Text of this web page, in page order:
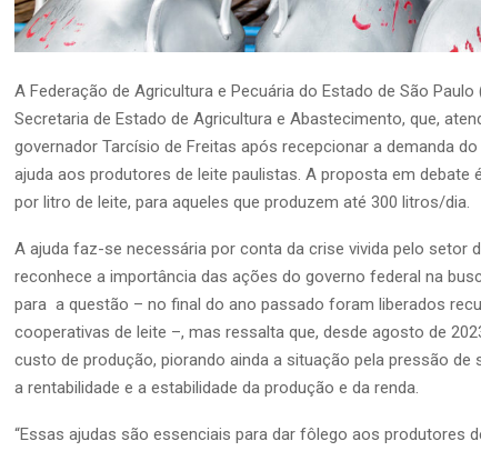
A Federação de Agricultura e Pecuária do Estado de São
Secretaria de Estado de Agricultura e Abastecimento, que,
governador Tarcísio de Freitas após recepcionar a demanda
ajuda aos produtores de leite paulistas. A proposta em debate
por litro de leite, para aqueles que produzem até 300 litros/dia.
A ajuda faz-se necessária por conta da crise vivida pelo setor
reconhece a importância das ações do governo federal na
para a questão – no final do ano passado foram liberados
cooperativas de leite –, mas ressalta que, desde agosto de
custo de produção, piorando ainda a situação pela pressão
a rentabilidade e a estabilidade da produção e da renda.
“Essas ajudas são essenciais para dar fôlego aos produtores